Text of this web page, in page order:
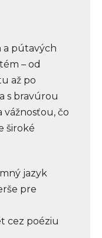
a pútavých
– od
až po
s bravúrou
vážnosťou, čo
široké
jazyk
pre
cez poéziu